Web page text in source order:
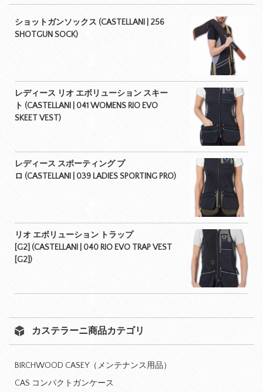
ショットガンソックス (CASTELLANI | 256
SHOTGUN SOCK)
レディース リオ エボリューション スキー
ト (CASTELLANI | 041 WOMENS RIO EVO
SKEET VEST)
レディース スポーティング プ
ロ (CASTELLANI | 039 LADIES SPORTING PRO)
リオ エボリューション トラップ
[G2] (CASTELLANI | 040 RIO EVO TRAP VEST
[G2])
カステラーニ商品カテゴリ
BIRCHWOOD CASEY（メンテナンス用品）
CAS コンパクトガンケース